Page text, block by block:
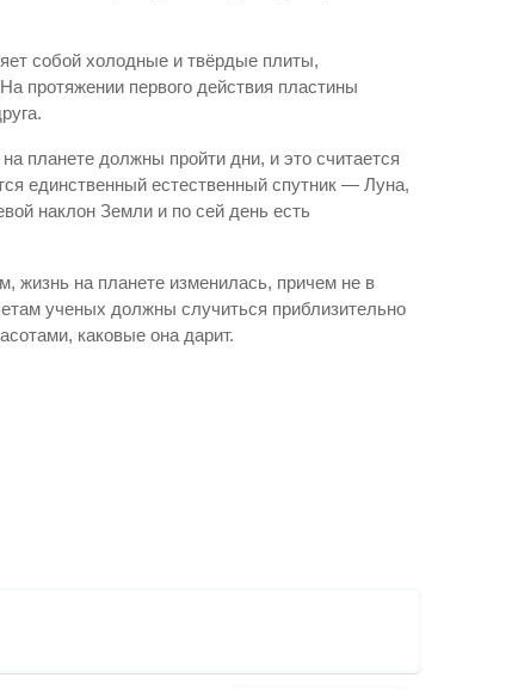
собой холодные и твёрдые плиты,
протяжении первого действия пластины
планете должны пройти дни, и это считается
единственный естественный спутник — Луна,
наклон Земли и по сей день есть
жизнь на планете изменилась, причем не в
ученых должны случиться приблизительно
каковые она дарит.